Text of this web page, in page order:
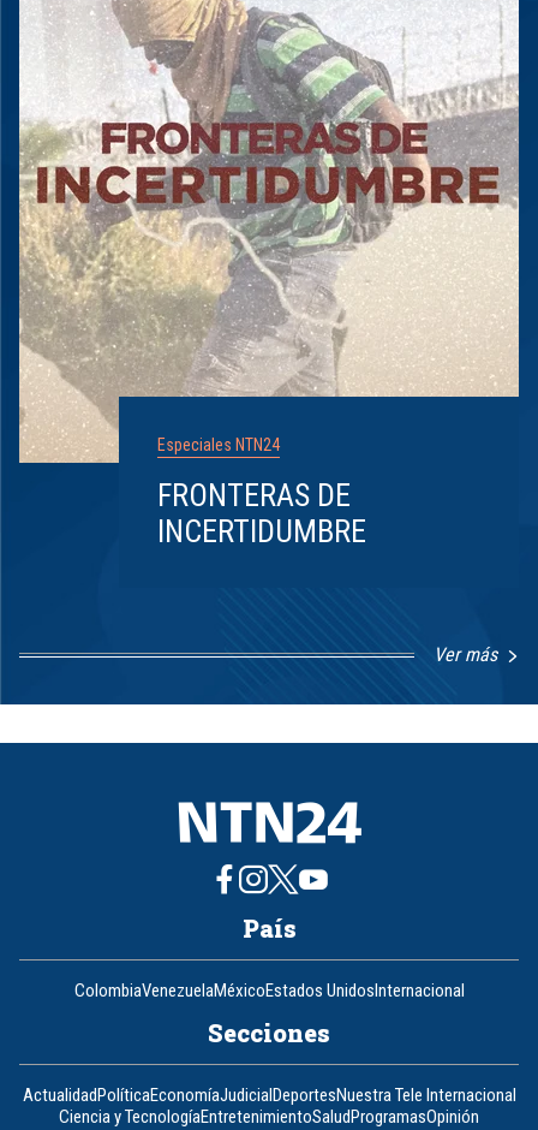
Especiales NTN24
FRONTERAS DE
INCERTIDUMBRE
Ver más
1
8
País
ColombiaVenezuelaMéxicoEstados UnidosInternacional
Secciones
ActualidadPolíticaEconomíaJudicialDeportesNuestra Tele Internacional
Ciencia y TecnologíaEntretenimientoSaludProgramasOpinión